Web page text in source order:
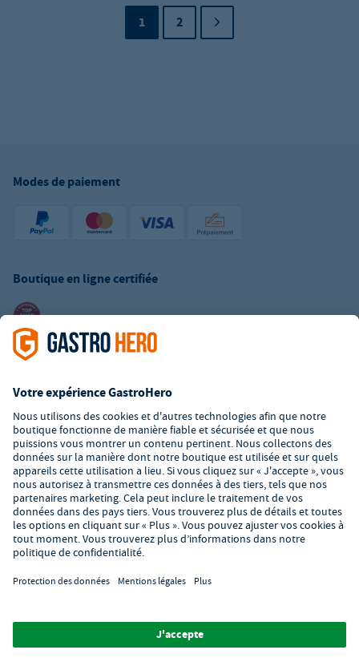
1 2
Modes de paiement
Boutique en ligne certifiée
Matériel restauration en ligne
À propos de GastroHero
Service client
Formulaire de contact